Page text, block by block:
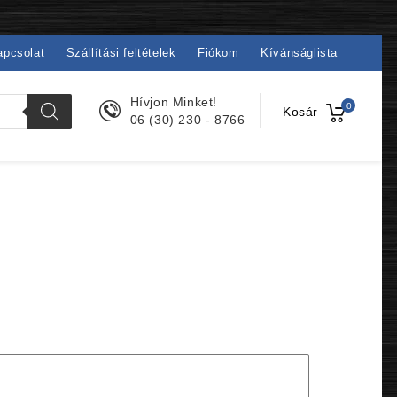
Szállítási feltételek Fiókom Kívánságlista
Kosár 0
Hívjon Minket!
06 (30) 230 - 8766